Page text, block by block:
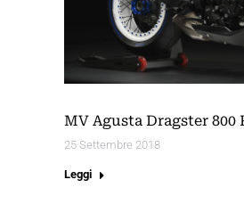
MV Agusta Dragster 800
25 Settembre 2018
Leggi